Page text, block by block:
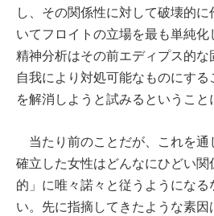
し、その関係性に対して破壊的
いてフロイトの立場を最も単純化
精神分析はその前エディプス的な
自我により対処可能なものにす
を解消しようと試みるということ
当たり前のことだが、これを通
確立した女性はどんなにひどい
的」に唯々諾々と従うようにな
い。先に指摘してきたような素